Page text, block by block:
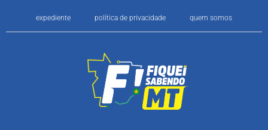
expediente política de privacidade quem somos